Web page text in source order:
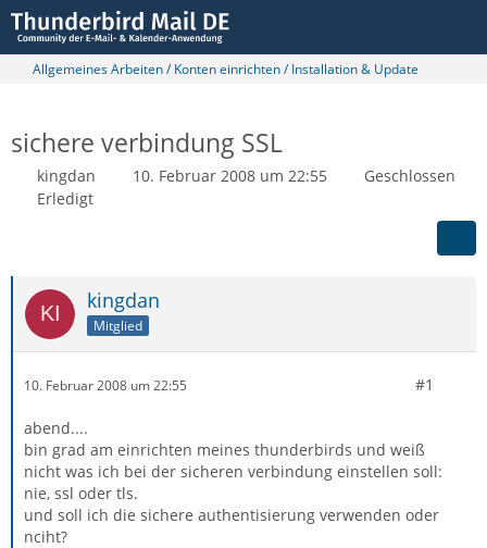
Allgemeines Arbeiten / Konten einrichten / Installation & Update
sichere verbindung SSL
kingdan 10. Februar 2008 um 22:55
Geschlossen
Erledigt
kingdan
Mitglied
10. Februar 2008 um 22:55 #1
abend....
bin grad am einrichten meines thunderbirds und weiß
nicht was ich bei der sicheren verbindung einstellen soll:
nie, ssl oder tls.
und soll ich die sichere authentisierung verwenden oder
nciht?